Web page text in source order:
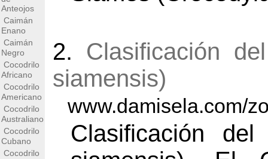
Anteojos
Caimán
Enano
Caimán
Negro
Cocodrilo
Africano
Cocodrilo
Americano
Cocodrilo
Australiano
Cocodrilo
Cubano
Cocodrilo
2. Clasificación
siamensis)
www.damisela.com/
Clasificación